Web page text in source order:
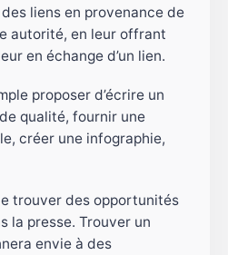
liens en provenance de
autorité, en leur offrant
en échange d’un lien.
proposer d’écrire un
qualité, fournir une
créer une infographie,
trouver des opportunités
la presse. Trouver un
envie à des